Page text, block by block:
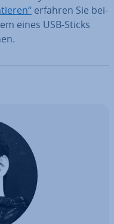
erfahren Sie bei­
eines USB-Sticks